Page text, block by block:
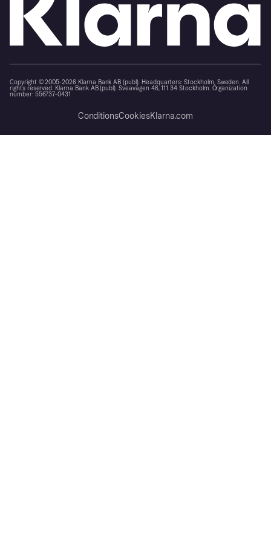
Copyright © 2005-2026 Klarna Bank AB (publ). Headquarters: Stockholm, Sweden. All
rights reserved. Klarna Bank AB (publ). Sveavägen 46, 111 34 Stockholm. Organization
number: 556737-0431
ConditionsCookiesKlarna.com